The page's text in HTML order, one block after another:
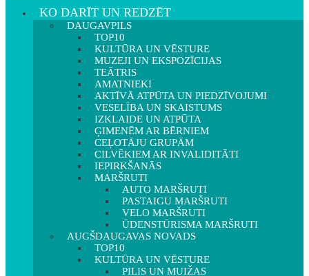
KO DARĪT UN REDZĒT
DAUGAVPILS
TOP10
KULTŪRA UN VĒSTURE
MUZEJI UN EKSPOZĪCIJAS
TEĀTRIS
AMATNIEKI
AKTĪVĀ ATPŪTA UN PIEDZĪVOJUMI
VESELĪBA UN SKAISTUMS
IZKLAIDE UN ATPŪTA
ĢIMENĒM AR BĒRNIEM
CEĻOTĀJU GRUPĀM
CILVĒKIEM AR INVALIDITĀTI
IEPIRKŠANĀS
MARŠRUTI
AUTO MARŠRUTI
PASTAIGU MARŠRUTI
VELO MARŠRUTI
ŪDENSTŪRISMA MARŠRUTI
AUGŠDAUGAVAS NOVADS
TOP10
KULTŪRA UN VĒSTURE
PILIS UN MUIŽAS